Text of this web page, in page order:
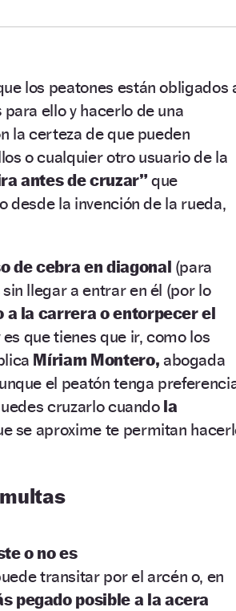
los peatones están obligados
para ello y hacerlo de una
la certeza de que pueden
o cualquier otro usuario de la
antes de cruzar” que
desde la invención de la rueda,
de cebra en diagonal (para
sin llegar a entrar en él (por lo
la carrera o entorpecer el
que tienes que ir, como los
Míriam Montero, abogada
el peatón tenga
cruzarlo cuando la
se aproxime te permitan
o no es
transitar por el arcén o, en
pegado posible a la acera